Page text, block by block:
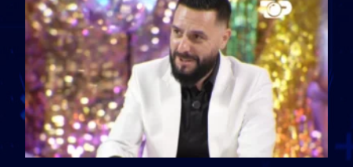
divorci apo jo?